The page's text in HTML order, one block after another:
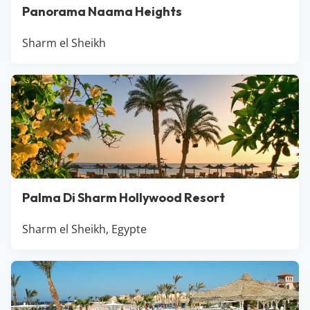
Panorama Naama Heights
Sharm el Sheikh
Palma Di Sharm Hollywood Resort
Sharm el Sheikh, Egypte